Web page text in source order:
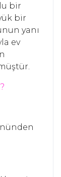
bir
bir
yanı
ev